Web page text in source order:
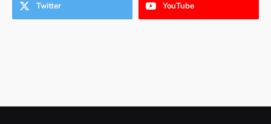
Twitter YouTube